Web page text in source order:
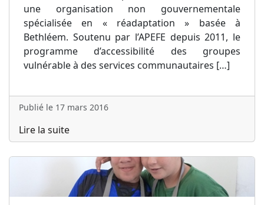
une organisation non gouvernementale
spécialisée en « réadaptation » basée à
Bethléem. Soutenu par l’APEFE depuis 2011, le
programme d’accessibilité des groupes
vulnérable à des services communautaires […]
Publié le 17 mars 2016
Lire la suite